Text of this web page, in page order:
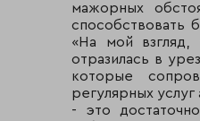
мажорных
способствовать
«На мой взгляд,
отразилась в
которые
регулярных
- это